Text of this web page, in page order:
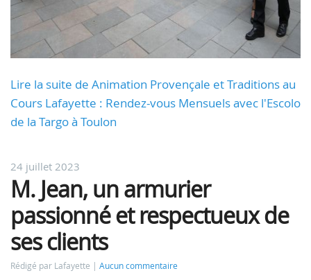
Lire la suite de Animation Provençale et Traditions au
Cours Lafayette : Rendez-vous Mensuels avec l'Escolo
de la Targo à Toulon
24 juillet 2023
M. Jean, un armurier
passionné et respectueux de
ses clients
Rédigé par Lafayette
Aucun commentaire